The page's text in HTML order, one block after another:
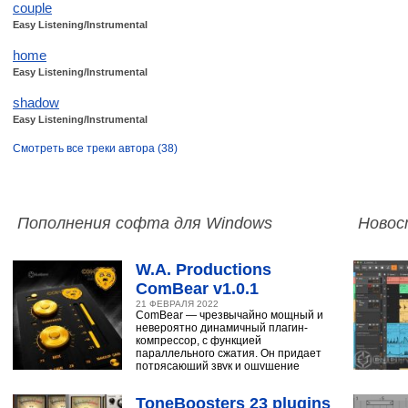
couple
Easy Listening/Instrumental
home
Easy Listening/Instrumental
shadow
Easy Listening/Instrumental
Смотреть все треки автора (38)
Пополнения софта для Windows
W.A. Productions
ComBear v1.0.1
21 ФЕВРАЛЯ 2022
ComBear — чрезвычайно мощный и
невероятно динамичный плагин-
компрессор, с функцией
параллельного сжатия. Он придает
потрясающий звук и ощущение
ToneBoosters 23 plugins